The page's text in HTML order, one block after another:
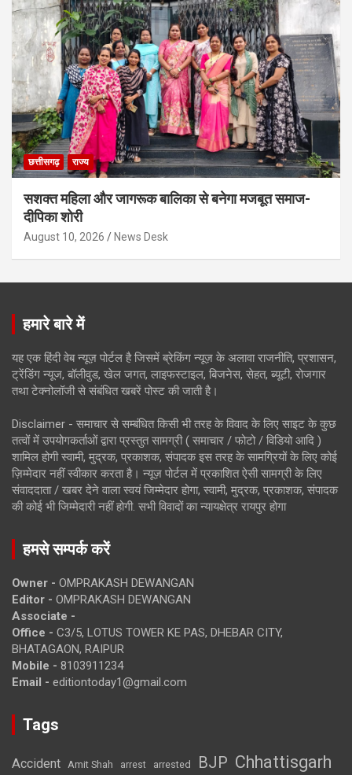
छत्तीसगढ़ राज्य
सशक्त महिला और जागरूक बालिका से बनेगा मजबूत समाज-
दीपिका शोरी
August 10, 2026 News Desk
हमारे बारे में
यह एक हिंदी वेब न्यूज़ पोर्टल है जिसमें ब्रेकिंग न्यूज़ के अलावा राजनीति, प्रशासन,
ट्रेंडिंग न्यूज, बॉलीवुड, खेल जगत, लाइफस्टाइल, बिजनेस, सेहत, ब्यूटी, रोजगार
तथा टेक्नोलॉजी से संबंधित खबरें पोस्ट की जाती है।
Disclaimer - समाचार से सम्बंधित किसी भी तरह के विवाद के लिए साइट के कुछ
तत्वों में उपयोगकर्ताओं द्वारा प्रस्तुत सामग्री ( समाचार / फोटो / विडियो आदि )
शामिल होगी स्वामी, मुद्रक, प्रकाशक, संपादक इस तरह के सामग्रियों के लिए कोई
ज़िम्मेदार नहीं स्वीकार करता है। न्यूज़ पोर्टल में प्रकाशित ऐसी सामग्री के लिए
संवाददाता / खबर देने वाला स्वयं जिम्मेदार होगा, स्वामी, मुद्रक, प्रकाशक, संपादक
की कोई भी जिम्मेदारी नहीं होगी. सभी विवादों का न्यायक्षेत्र रायपुर होगा
हमसे सम्पर्क करें
Owner - OMPRAKASH DEWANGAN
Editor - OMPRAKASH DEWANGAN
Associate -
Office - C3/5, LOTUS TOWER KE PAS, DHEBAR CITY,
BHATAGAON, RAIPUR
Mobile - 8103911234
Email - editiontoday1@gmail.com
Tags
Accident Amit Shah arrest arrested BJP Chhattisgarh